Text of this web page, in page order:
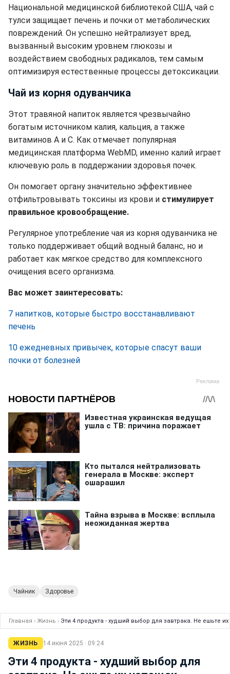
Национальной медицинской библиотекой США, чай с
тулси защищает печень и почки от метаболических
повреждений. Он успешно нейтрализует вред,
вызванный высоким уровнем глюкозы и
воздействием свободных радикалов, тем самым
оптимизируя естественные процессы детоксикации.
Чай из корня одуванчика
Этот травяной напиток является чрезвычайно
богатым источником калия, кальция, а также
витаминов А и С. Как отмечает популярная
медицинская платформа WebMD, именно калий играет
ключевую роль в поддержании здоровья почек.
Он помогает органу значительно эффективнее
отфильтровывать токсины из крови и стимулирует
правильное кровообращение.
Регулярное употребление чая из корня одуванчика не
только поддерживает общий водный баланс, но и
работает как мягкое средство для комплексного
очищения всего организма.
Вас может заинтересовать:
7 напитков, которые быстро восстанавливают
печень
10 ежедневных привычек, которые спасут ваши
почки от болезней
Чайник Здоровье
Главная › Жизнь › Эти 4 продукта - худший выбор для завтрака. Не ешьте
ЖИЗНЬ 14 июня 2025 · 09:24
Эти 4 продукта - худший выбор для